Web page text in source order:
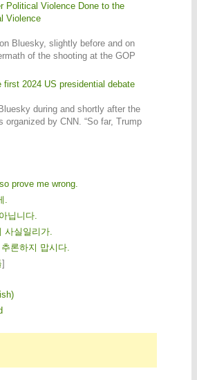
Political Violence Done to the
Violence
Bluesky, slightly before and on
of the shooting at the GOP
first 2024 US presidential debate
during and shortly after the
organized by CNN. “So far, Trump
prove me wrong.
.
닙니다.
사실일리가.
론하지 맙시다.
]